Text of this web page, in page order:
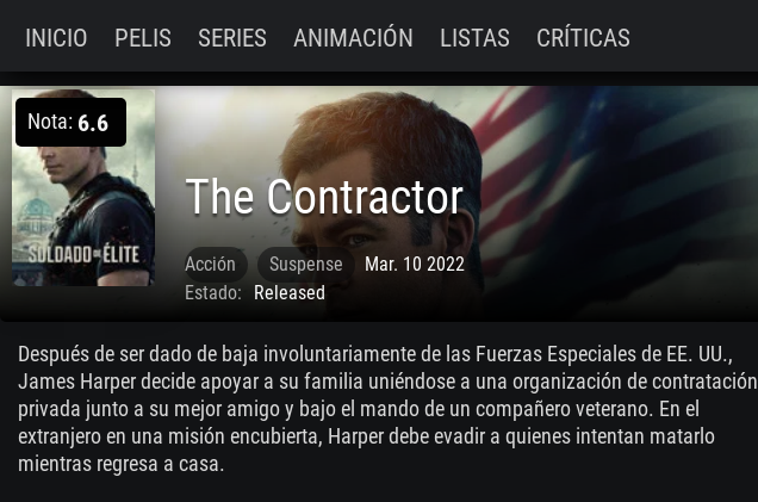
INICIO PELIS SERIES ANIMACIÓN LISTAS CRÍTICAS
Nota: 6.6
The Contractor
Acción Suspense
Mar. 10 2022
Estado:
Released
Después de ser dado de baja involuntariamente de las Fuerzas Especiales de EE. UU.,
James Harper decide apoyar a su familia uniéndose a una organización de contratación
privada junto a su mejor amigo y bajo el mando de un compañero veterano. En el
extranjero en una misión encubierta, Harper debe evadir a quienes intentan matarlo
mientras regresa a casa.